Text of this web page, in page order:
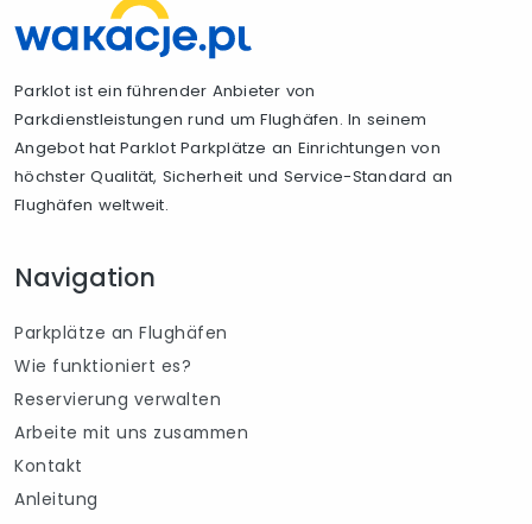
Parklot ist ein führender Anbieter von
Parkdienstleistungen rund um Flughäfen. In seinem
Angebot hat Parklot Parkplätze an Einrichtungen von
höchster Qualität, Sicherheit und Service-Standard an
Flughäfen weltweit.
Navigation
Parkplätze an Flughäfen
Wie funktioniert es?
Reservierung verwalten
Arbeite mit uns zusammen
Kontakt
Anleitung